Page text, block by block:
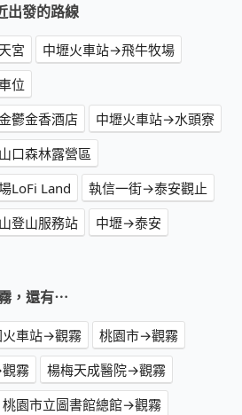
出發的路線
宮
中壢火車站→飛牛牧場
位
鬱金香酒店
中壢火車站→水頭寮
口森林露營區
LoFi Land
執信一街→泰安觀止
登山服務站
中壢→泰安
，還有⋯
火車站→觀霧
桃園市→觀霧
霧
楊梅天成醫院→觀霧
桃園市立圖書館總館→觀霧